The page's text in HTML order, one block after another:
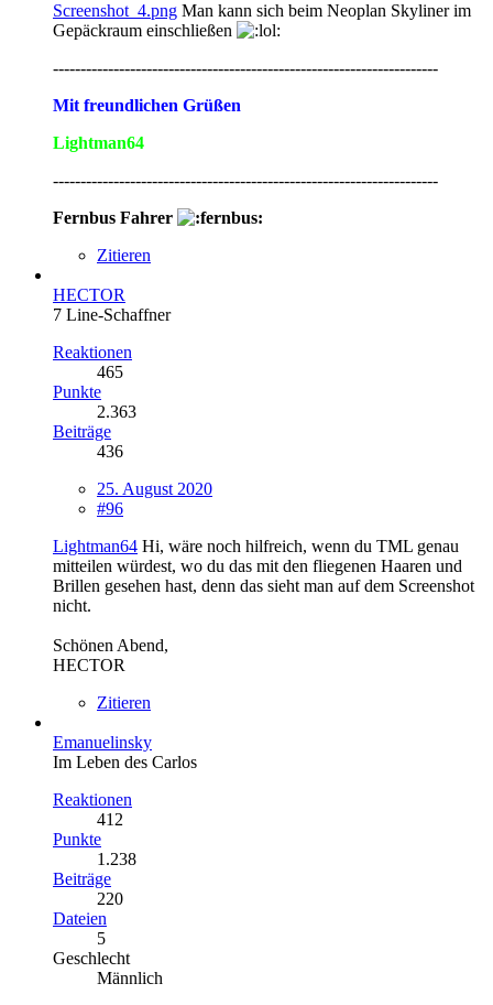
Screenshot_4.png Man kann sich beim Neoplan Skyliner im
Gepäckraum einschließen
----------------------------------------------------------------------
Mit freundlichen Grüßen
Lightman64
----------------------------------------------------------------------
Fernbus Fahrer
Zitieren
HECTOR
7 Line-Schaffner
Reaktionen
465
Punkte
2.363
Beiträge
436
25. August 2020
#96
Lightman64 Hi, wäre noch hilfreich, wenn du TML genau
mitteilen würdest, wo du das mit den fliegenen Haaren und
Brillen gesehen hast, denn das sieht man auf dem Screenshot
nicht.
Schönen Abend,
HECTOR
Zitieren
Emanuelinsky
Im Leben des Carlos
Reaktionen
412
Punkte
1.238
Beiträge
220
Dateien
5
Geschlecht
Männlich